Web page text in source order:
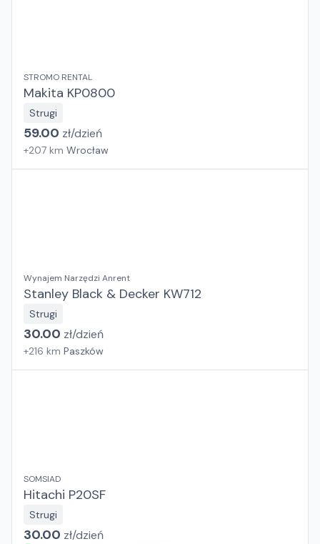
STROMO RENTAL
Makita KP0800
Strugi
59.00 zł/dzień
+207 km Wrocław
Wynajem Narzędzi Anrent
Stanley Black & Decker KW712
Strugi
30.00 zł/dzień
+216 km Paszków
SOMSIAD
Hitachi P20SF
Strugi
30.00 zł/dzień